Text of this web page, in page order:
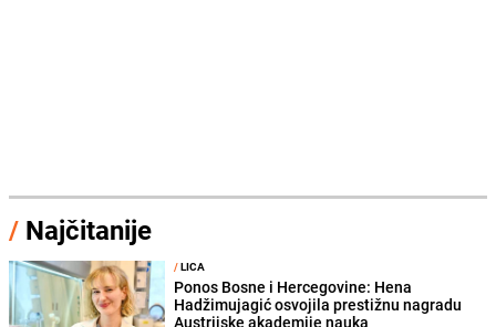
/ Najčitanije
/LICA
Ponos Bosne i Hercegovine: Hena
Hadžimujagić osvojila prestižnu nagradu
Austrijske akademije nauka